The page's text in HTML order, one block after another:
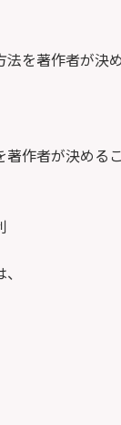
を著作者が決
作者が決める